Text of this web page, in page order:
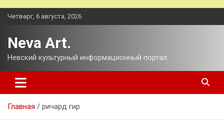
Перейти
Четверг, 6 августа, 2026
Neva Art.
Невский культурный информационный портал.
Главная ричард гир